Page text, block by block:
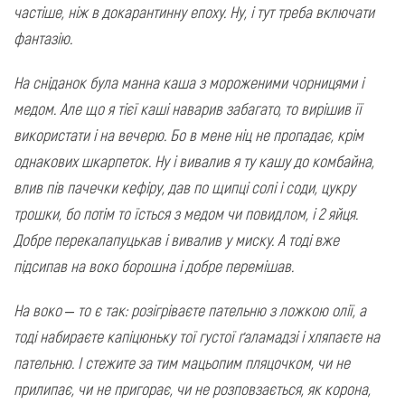
частіше, ніж в докарантинну епоху. Ну, і тут треба включати
фантазію.
На сніданок була манна каша з мороженими чорницями і
медом. Але що я тієї каші наварив забагато, то вирішив її
використати і на вечерю. Бо в мене ніц не пропадає, крім
однакових шкарпеток. Ну і вивалив я ту кашу до комбайна,
влив пів пачечки кефіру, дав по щипці солі і соди, цукру
трошки, бо потім то їсться з медом чи повидлом, і 2 яйця.
Добре перекалапуцькав і вивалив у миску. А тоді вже
підсипав на воко борошна і добре перемішав.
На воко – то є так: розігріваєте пательню з ложкою олії, а
тоді набираєте капіцюньку тої густої ґаламадзі і хляпаєте на
пательню. І стежите за тим мацьопим пляцочком, чи не
прилипає, чи не пригорає, чи не розповзається, як корона,